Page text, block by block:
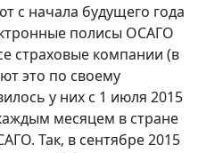
с начала будущего года
полисы ОСАГО
страховые компании (в
это по своему
у них с 1 июля 2015
месяцем в стране
Так, в сентябре 2015